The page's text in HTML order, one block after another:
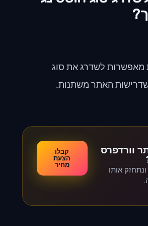
מאפשרות לשדרג את סוג
האתר משתנות.
וורדפרס
אותו
קבלו
הצעת
מחיר